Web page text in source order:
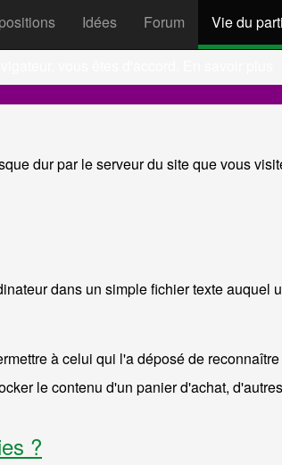
des cookies et
dur par le serveur du site que vous
dans un simple fichier texte auquel
à celui qui l'a déposé de
le contenu d'un panier d'achat,
?
Idées Forum Vie du parti